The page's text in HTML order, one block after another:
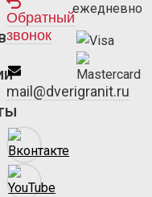
Обратный
звонок
mail@dverigranit.ru
ежедневно